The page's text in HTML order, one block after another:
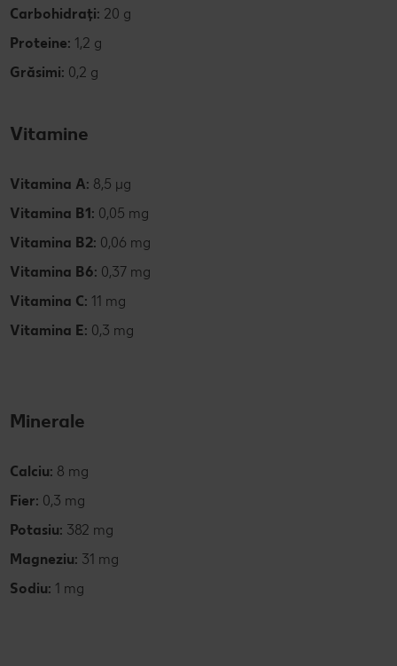
Carbohidrați: 20 g
Proteine: 1,2 g
Grăsimi: 0,2 g
Vitamine
Vitamina A: 8,5 µg
Vitamina B1: 0,05 mg
Vitamina B2: 0,06 mg
Vitamina B6: 0,37 mg
Vitamina C: 11 mg
Vitamina E: 0,3 mg
Minerale
Calciu: 8 mg
Fier: 0,3 mg
Potasiu: 382 mg
Magneziu: 31 mg
Sodiu: 1 mg